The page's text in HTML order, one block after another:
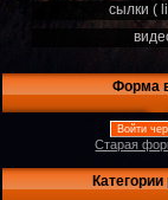
сылки (
Форма
Войти
Старая